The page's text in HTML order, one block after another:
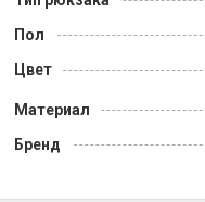
Пол
Цвет
Материал
Бренд